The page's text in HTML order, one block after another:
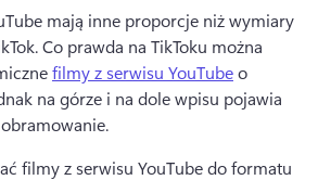
mają inne proporcje niż wymiary
Co prawda na TikToku można
filmy z serwisu YouTube o
na górze i na dole wpisu pojawia
filmy z serwisu YouTube do formatu